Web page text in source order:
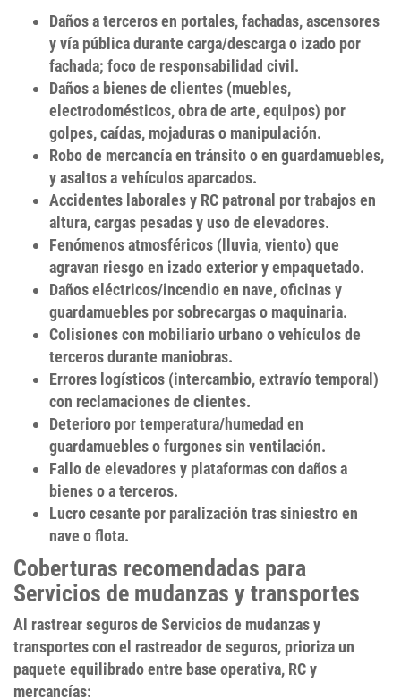
Daños a tercerosen portales, fachadas, ascensores
y vía pública durante carga/descarga o izado por
fachada; foco de responsabilidad civil .
Daños a bienes de clientes (muebles,
electrodomésticos, obra de arte, equipos) por
golpes, caídas, mojaduras o manipulación.
Robode mercancía en tránsito o en guardamuebles,
y asaltos a vehículos aparcados.
Accidentes laboralesy RC patronal por trabajos en
altura, cargas pesadas y uso de elevadores.
Fenómenos atmosféricos (lluvia, viento) que
agravan riesgo en izado exterior y empaquetado.
Daños eléctricos/incendioen nave, oficinas y
guardamuebles por sobrecargas o maquinaria.
Colisionescon mobiliario urbano o vehículos de
terceros durante maniobras.
Errores logísticos (intercambio, extravío temporal)
con reclamaciones de clientes.
Deterioro por temperatura/humedad en
guardamuebles o furgones sin ventilación.
Fallo de elevadoresy plataformas con daños a
bienes o a terceros.
Lucro cesante por paralización tras siniestro en
nave o flota.
Coberturas recomendadas para
Servicios de mudanzas y transportes
Al rastrear seguros de Servicios de mudanzas y
transportescon el rastreador de seguros, prioriza un
paquete equilibrado entre base operativa, RC y
mercancías: